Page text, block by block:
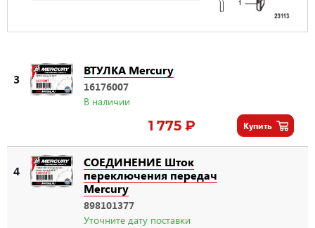
3
ВТУЛКА Mercury
16176007
В наличии
1 775 ₽ Купить
4
СОЕДИНЕНИЕ Шток
переключения передач
Mercury
898101377
Уточните дату поставки